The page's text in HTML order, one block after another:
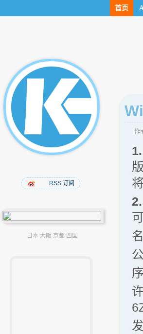
首页
RSS 订阅
日本 大阪 京都 四国
作
1.
2.
可